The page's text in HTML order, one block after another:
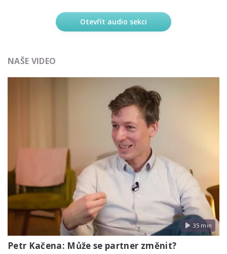
Otevřít audio sekci
NAŠE VIDEO
35 min
Petr Kačena: Může se partner změnit?